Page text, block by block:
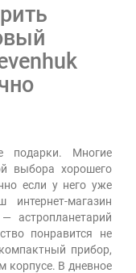
подарки. Многие
выбора хорошего
если у него уже
магазин
астропланетарий
понравится не
прибор,
корпусе. В дневное